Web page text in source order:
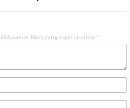
Ruas yang wajib ditandai *